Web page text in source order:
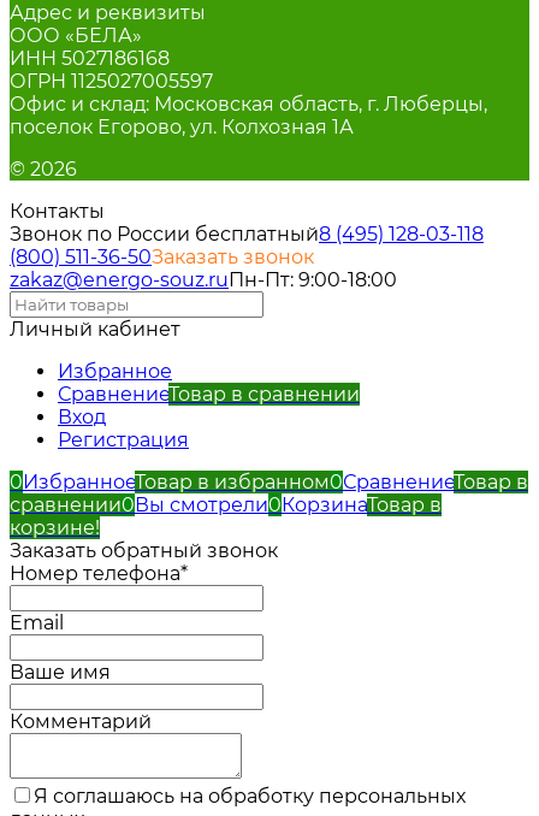
Адрес и реквизиты
ООО «БЕЛА»
ИНН 5027186168
ОГРН 1125027005597
Офис и склад: Московская область, г. Люберцы,
поселок Егорово, ул. Колхозная 1А
© 2026
Контакты
Звонок по России бесплатный8 (495) 128-03-118
(800) 511-36-50Заказать звонок
zakaz@energo-souz.ruПн-Пт: 9:00-18:00
Личный кабинет
Избранное
СравнениеТовар в сравнении
Вход
Регистрация
0ИзбранноеТовар в избранном0СравнениеТовар в
сравнении0Вы смотрели0КорзинаТовар в
корзине!
Заказать обратный звонок
Номер телефона*
Email
Ваше имя
Комментарий
Я соглашаюсь на обработку персональных